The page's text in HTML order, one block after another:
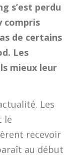
s’est perdu
compris
de certains
Les
mieux leur
Les
le
recevoir
au début